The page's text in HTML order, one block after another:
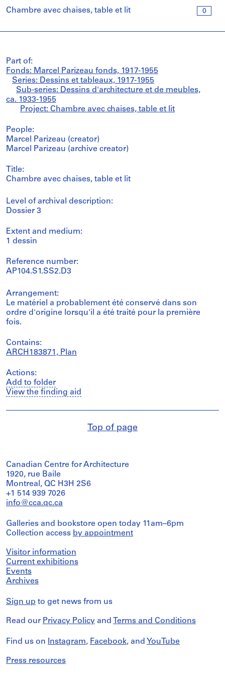
0
Chambre avec chaises, table et lit
Part of:
Fonds: Marcel Parizeau fonds, 1917-1955
Series: Dessins et tableaux, 1917-1955
Sub-series: Dessins d'architecture et de meubles,
ca. 1933-1955
Project: Chambre avec chaises, table et lit
People:
Marcel Parizeau (creator)
Marcel Parizeau (archive creator)
Title:
Chambre avec chaises, table et lit
Level of archival description:
Dossier 3
Extent and medium:
1 dessin
Reference number:
AP104.S1.SS2.D3
Arrangement:
Le matériel a probablement été conservé dans son
ordre d'origine lorsqu'il a été traité pour la première
fois.
Contains:
ARCH183871, Plan
Actions:
Add to folder
View the finding aid
Top of page
Canadian Centre for Architecture
1920, rue Baile
Montreal, QC H3H 2S6
+1 514 939 7026
info@cca.qc.ca
Galleries and bookstore open today 11am–6pm
Collection access by appointment
Visitor information
Current exhibitions
Events
Archives
Sign up to get news from us
Read our Privacy Policy and Terms and Conditions
Find us on Instagram, Facebook, and YouTube
Press resources